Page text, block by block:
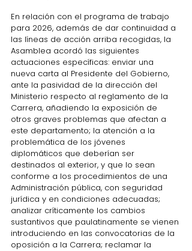
En relación con el programa de trabajo
para 2026, además de dar continuidad a
las líneas de acción arriba recogidas, la
Asamblea acordó las siguientes
actuaciones específicas: enviar una
nueva carta al Presidente del Gobierno,
ante la pasividad de la dirección del
Ministerio respecto al reglamento de la
Carrera, añadiendo la exposición de
otros graves problemas que afectan a
este departamento; la atención a la
problemática de los jóvenes
diplomáticos que deberían ser
destinados al exterior, y que lo sean
conforme a los procedimientos de una
Administración pública, con seguridad
jurídica y en condiciones adecuadas;
analizar críticamente los cambios
sustantivos que paulatinamente se vienen
introduciendo en las convocatorias de la
oposición a la Carrera; reclamar la